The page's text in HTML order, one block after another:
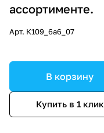
ассортименте.
Арт. К109_6а6_07
В корзину
Купить в 1 клик